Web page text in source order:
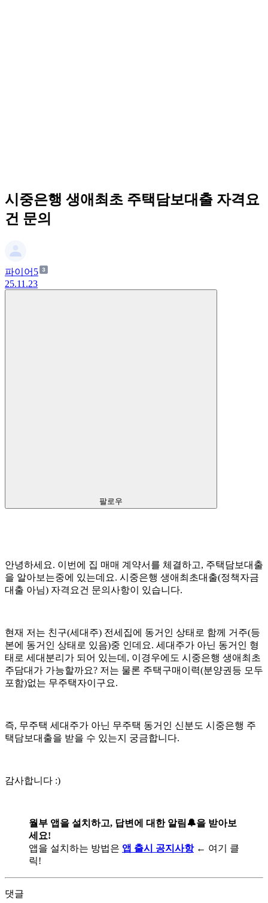
시중은행 생애최초 주택담보대출 자격요
건 문의
파이어5
25.11.23
팔로우
안녕하세요. 이번에 집 매매 계약서를 체결하고, 주택담보대출
을 알아보는중에 있는데요. 시중은행 생애최초대출(정책자금
대출 아님) 자격요건 문의사항이 있습니다.
현재 저는 친구(세대주) 전세집에 동거인 상태로 함께 거주(등
본에 동거인 상태로 있음)중 인데요. 세대주가 아닌 동거인 형
태로 세대분리가 되어 있는데, 이경우에도 시중은행 생애최초
주담대가 가능할까요? 저는 물론 주택구매이력(분양권등 모두
포함)없는 무주택자이구요.
즉, 무주택 세대주가 아닌 무주택 동거인 신분도 시중은행 주
택담보대출을 받을 수 있는지 궁금합니다.
감사합니다 :)
월부 앱을 설치하고, 답변에 대한 알림🔔을 받아보
세요!
앱을 설치하는 방법은 앱 출시 공지사항← 여기 클
릭!
댓글